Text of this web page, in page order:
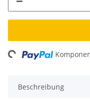
Beschreibung